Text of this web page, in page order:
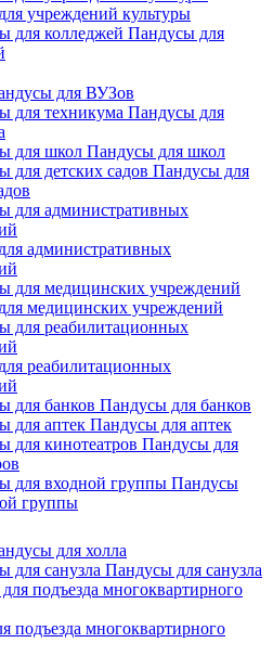
учреждений культуры
Пандусы для
для ВУЗов
Пандусы для
Пандусы для школ
Пандусы для
административных
медицинских учреждений
реабилитационных
Пандусы для банков
Пандусы для аптек
Пандусы для
Пандусы
группы
для холла
Пандусы для санузла
подъезда многоквартирного